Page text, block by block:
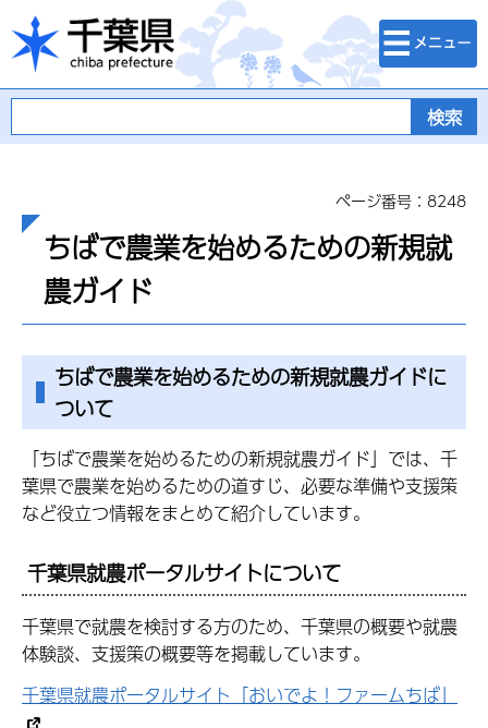
千葉県
検索・メニュ
ー
ページ番号：8248
ちばで農業を始めるための新規就
農ガイド
ちばで農業を始めるための新規就農ガイドに
ついて
「ちばで農業を始めるための新規就農ガイド」では、千
葉県で農業を始めるための道すじ、必要な準備や支援策
など役立つ情報をまとめて紹介しています。
千葉県就農ポータルサイトについて
千葉県で就農を検討する方のため、千葉県の概要や就農
体験談、支援策の概要等を掲載しています。
千葉県就農ポータルサイト「おいでよ！ファームちば」